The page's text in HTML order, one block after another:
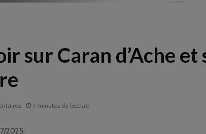
sur Caran d’Ache
7 minutes de lecture
2025.